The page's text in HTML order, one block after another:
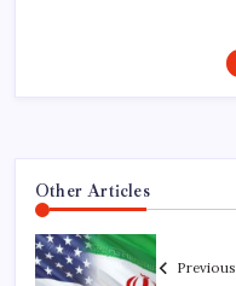
Other Articles
Previous